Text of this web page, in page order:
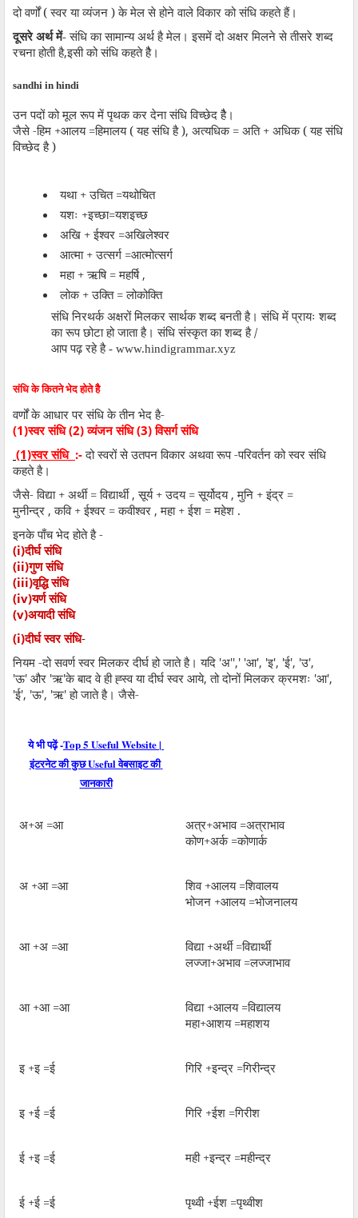
दो वर्णों ( स्वर या व्यंजन ) के मेल से होने वाले विकार को संधि कहते हैं।
दूसरे अर्थ में- संधि का सामान्य अर्थ है मेल। इसमें दो अक्षर मिलने से तीसरे शब्द
रचना होती है,इसी को संधि कहते हैै।
sandhi in hindi
उन पदों को मूल रूप में पृथक कर देना संधि विच्छेद हैै।
जैसे -हिम +आलय =हिमालय ( यह संधि है ), अत्यधिक = अति + अधिक ( यह संधि
विच्छेद है )
यथा + उचित =यथोचित
यशः +इच्छा=यशइच्छ
अखि + ईश्वर =अखिलेश्वर
आत्मा + उत्सर्ग =आत्मोत्सर्ग
महा + ऋषि = महर्षि ,
लोक + उक्ति = लोकोक्ति
संधि निरथर्क अक्षरों मिलकर सार्थक शब्द बनती है। संधि में प्रायः शब्द
का रूप छोटा हो जाता है। संधि संस्कृत का शब्द है /
आप पढ़ रहे है - www.hindigrammar.xyz
संधि के कितने भेद होते हैै
वर्णों के आधार पर संधि के तीन भेद है-
(1)स्वर संधि(2)व्यंजन संधि(3)विसर्ग संधि
(1)स्वर संधि :- दो स्वरों से उतपन विकार अथवा रूप -परिवर्तन को स्वर संधि
कहते है।
जैसे- विद्या + अर्थी = विद्यार्थी ,सूर्य + उदय = सूर्योदय ,मुनि + इंद्र =
मुनीन्द्र ,कवि + ईश्वर = कवीश्वर ,महा + ईश = महेश .
इनके पाँच भेद होते है -
(i)दीर्घ संधि
(ii)गुण संधि
(iii)वृद्धि संधि
(iv)यर्ण संधि
(v)अयादी संधि
(i)दीर्घ स्वर संधि-
नियम -दो सवर्ण स्वर मिलकर दीर्घ हो जाते है। यदि 'अ'',' 'आ', 'इ', 'ई', 'उ',
'ऊ' और 'ऋ'के बाद वे ही ह्स्व या दीर्घ स्वर आये,तो दोनों मिलकर क्रमशः 'आ',
'ई', 'ऊ', 'ऋ'हो जाते है। जैसे-
ये भी पढ़ें -Top 5 Useful Website |
इंटरनेट की कुछ Useful वेबसाइट की
जानकारी
अ+अ =आ
अत्र+अभाव =अत्राभाव
कोण+अर्क =कोणार्क
अ +आ =आ
शिव +आलय =शिवालय
भोजन +आलय =भोजनालय
आ +अ =आ
विद्या +अर्थी =विद्यार्थी
लज्जा+अभाव =लज्जाभाव
आ +आ =आ
विद्या +आलय =विद्यालय
महा+आशय =महाशय
इ +इ =ई गिरि +इन्द्र =गिरीन्द्र
इ +ई =ई गिरि +ईश =गिरीश
ई +इ =ई मही +इन्द्र =महीन्द्र
ई +ई =ई पृथ्वी +ईश =पृथ्वीश